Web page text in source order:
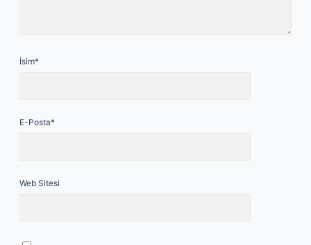
İsim*
E-Posta*
Web Sitesi